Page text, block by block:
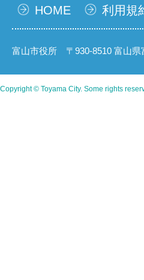
HOME 利用規
富山市役所 〒930-8510 富山県
Copyright © Toyama City. Some rights